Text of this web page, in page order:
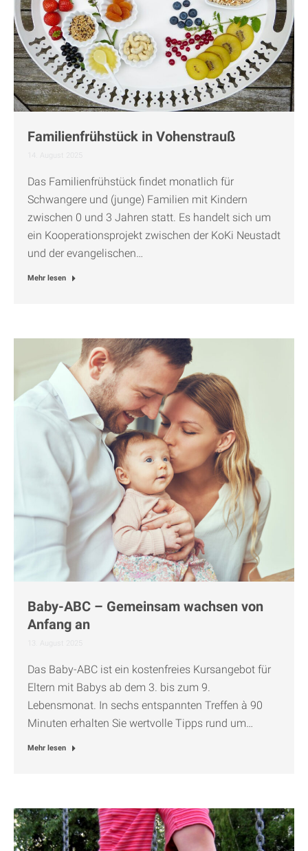
Familienfrühstück in Vohenstrauß
14. August 2025
Das Familienfrühstück findet monatlich für
Schwangere und (junge) Familien mit Kindern
zwischen 0 und 3 Jahren statt. Es handelt sich um
ein Kooperationsprojekt zwischen der KoKi Neustadt
und der evangelischen…
Mehr lesen
Baby-ABC – Gemeinsam wachsen von
Anfang an
13. August 2025
Das Baby-ABC ist ein kostenfreies Kursangebot für
Eltern mit Babys ab dem 3. bis zum 9.
Lebensmonat. In sechs entspannten Treffen à 90
Minuten erhalten Sie wertvolle Tipps rund um…
Mehr lesen